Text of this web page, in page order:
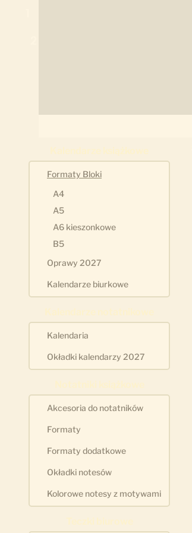
Formaty Bloki
A4
A5
A6 kieszonkowe
B5
Oprawy 2027
Kalendarze biurkowe
Kalendaria
Okładki kalendarzy 2027
Akcesoria do notatników
Formaty
Formaty dodatkowe
Okładki notesów
Kolorowe notesy z motywami